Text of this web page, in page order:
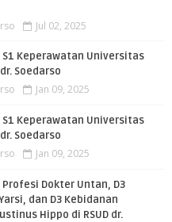
Jul 02, 2025
Keperawatan Universitas
Soedarso
Jan 09, 2025
Keperawatan Universitas
Soedarso
Jan 09, 2025
Dokter Untan, D3
dan D3 Kebidanan
Hippo di RSUD dr.